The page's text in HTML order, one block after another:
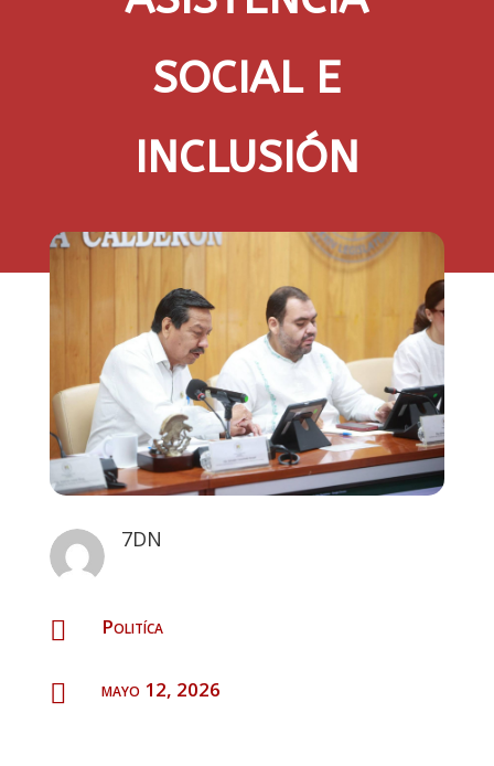
SOCIAL E
INCLUSIÓN
7DN
 Politíca
 mayo 12, 2026